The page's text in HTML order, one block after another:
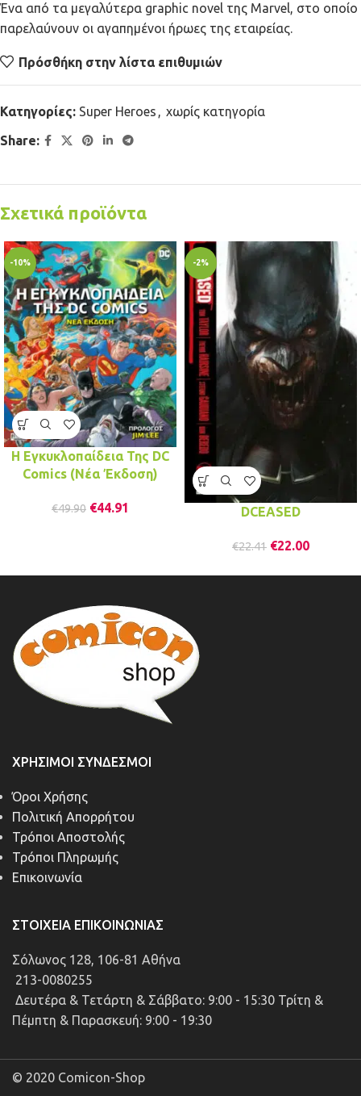
Ένα από τα μεγαλύτερα graphic novel της Marvel, στο οποίο
παρελαύνουν οι αγαπημένοι ήρωες της εταιρείας.
Πρόσθήκη στην λίστα επιθυμιών
Κατηγορίες: Super Heroes , χωρίς κατηγορία
Share:
Σχετικά προϊόντα
-10%
Η Εγκυκλοπαίδεια Της DC
Comics (Νέα Έκδοση)
€49.90 €44.91
-2%
DCEASED
€22.41 €22.00
ΧΡΉΣΙΜΟΙ ΣΎΝΔΕΣΜΟΙ
Όροι Χρήσης
Πολιτική Απορρήτου
Τρόποι Αποστολής
Τρόποι Πληρωμής
Επικοινωνία
ΣΤΟΙΧΕΊΑ ΕΠΙΚΟΙΝΩΝΊΑΣ
Σόλωνος 128, 106-81 Αθήνα
213-0080255
Δευτέρα & Τετάρτη & Σάββατο: 9:00 - 15:30 Τρίτη &
Πέμπτη & Παρασκευή: 9:00 - 19:30
© 2020 Comicon-Shop